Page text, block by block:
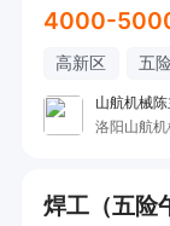
4000-
高新区 五
山航机械
洛阳山航
焊工（五险